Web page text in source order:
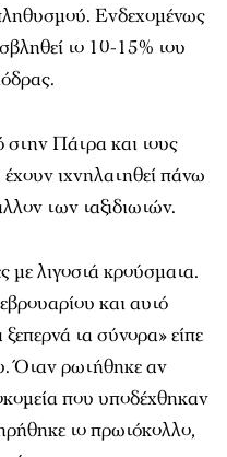
Ενδεχομένως
το 10-15% του
στην Πάτρα και τους
ιχνηλατηθεί πάνω
των ταξιδιωτών.
με λιγοστά κρούσματα.
και αυτό
ξεπερνά τα σύνορα» είπε
Όταν ρωτήθηκε αν
που υποδέχθηκαν
το πρωτόκολλο,